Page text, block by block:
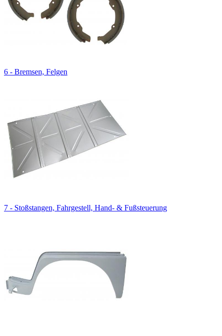
6 - Bremsen, Felgen
7 - Stoßstangen, Fahrgestell, Hand- & Fußsteuerung